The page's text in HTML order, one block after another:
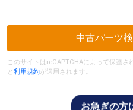
中古パーツ
このサイトはreCAPTCHAによって保護さ
と 利用規約が適用されます。
お急ぎの方